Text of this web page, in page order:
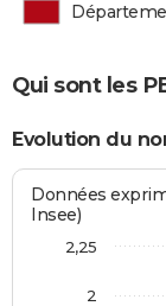
Qui sont les
Evolution du
Données
Insee)
2
2,25